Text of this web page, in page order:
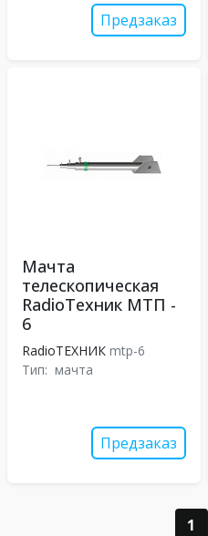
Предзаказ
Мачта
телескопическая
RadioТехник МТП -
6
RadioТЕХНИК mtp-6
Тип: мачта
Предзаказ
1